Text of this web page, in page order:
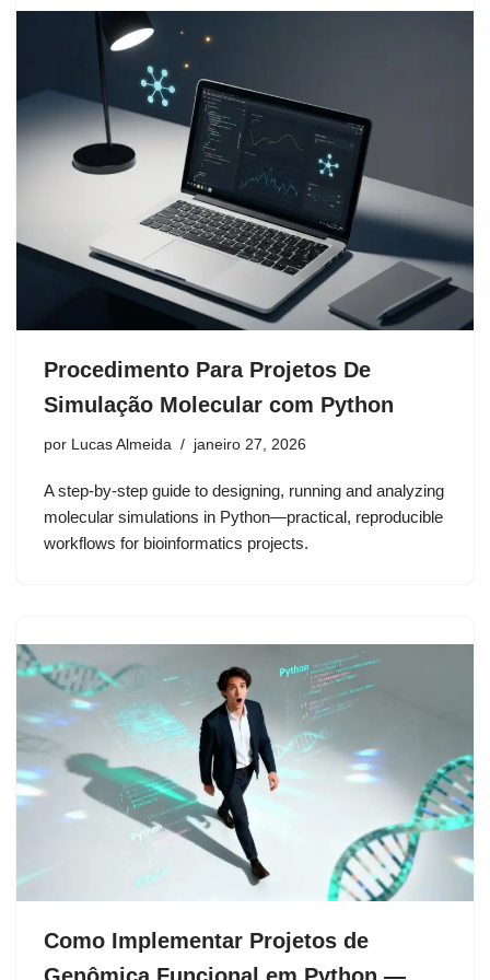
Procedimento Para Projetos De
Simulação Molecular com Python
por Lucas Almeida janeiro 27, 2026
A step-by-step guide to designing, running and analyzing
molecular simulations in Python—practical, reproducible
workflows for bioinformatics projects.
Como Implementar Projetos de